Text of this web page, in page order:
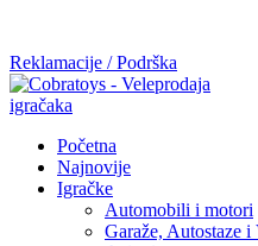
Reklamacije / Podrška
Početna
Najnovije
Igračke
Automobili i motori
Garaže, Autostaze i